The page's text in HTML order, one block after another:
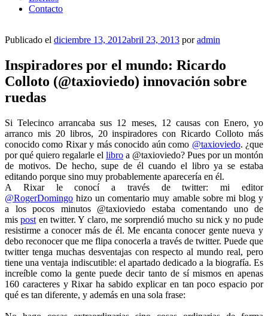
Contacto
Publicado el diciembre 13, 2012abril 23, 2013 poradmin
Inspiradores por el mundo: Ricardo
Colloto (@taxioviedo) innovación sobre
ruedas
Si Telecinco arrancaba sus 12 meses, 12 causas con Enero, yo
arranco mis 20 libros, 20 inspiradores con Ricardo Colloto más
conocido como Rixar y más conocido aún como @taxioviedo. ¿que
por qué quiero regalarle el libro a @taxioviedo? Pues por un montón
de motivos. De hecho, supe de él cuando el libro ya se estaba
editando porque sino muy probablemente aparecería en él.
A Rixar le conocí a través de twitter: mi editor
@RogerDomingo hizo un comentario muy amable sobre mi blog y
a los pocos minutos @taxioviedo estaba comentando uno de
mispost en twitter. Y claro, me sorprendió mucho su nick y no pude
resistirme a conocer más de él. Me encanta conocer gente nueva y
debo reconocer que me flipa conocerla a través de twitter. Puede que
twitter tenga muchas desventajas con respecto al mundo real, pero
tiene una ventaja indiscutible: el apartado dedicado a la biografía. Es
increíble como la gente puede decir tanto de sí mismos en apenas
160 caracteres y Rixar ha sabido explicar en tan poco espacio por
qué es tan diferente, y además en una sola frase: